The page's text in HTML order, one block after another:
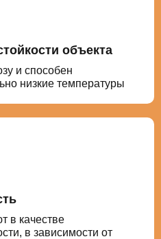
объекта
и способен
низкие температуры
в качестве
в зависимости от